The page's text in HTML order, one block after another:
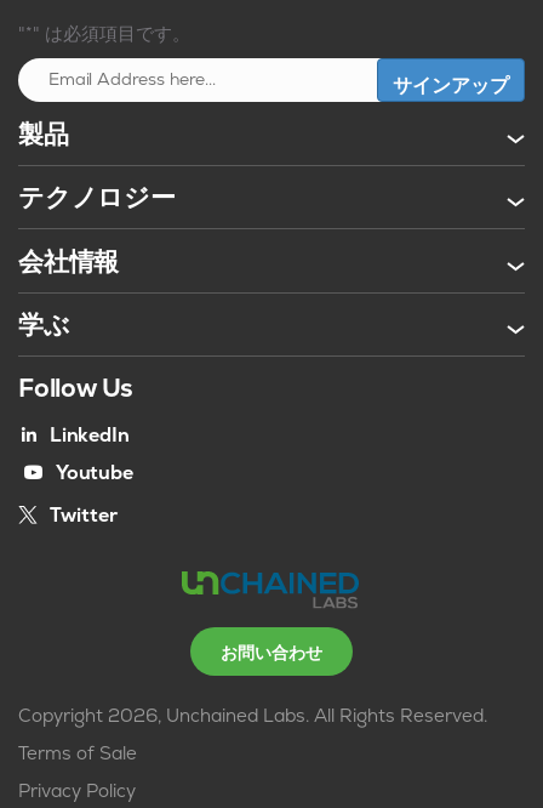
"*" は必須項目です。
製品
テクノロジー
会社情報
学ぶ
Follow Us
LinkedIn
Youtube
Twitter
お問い合わせ
Copyright 2026, Unchained Labs. All Rights Reserved.
Terms of Sale
Privacy Policy